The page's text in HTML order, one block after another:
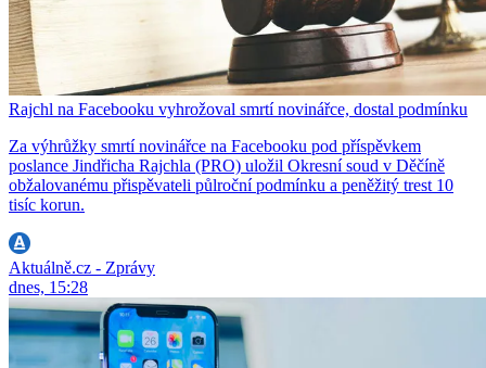
Rajchl na Facebooku vyhrožoval smrtí novinářce, dostal podmínku
Za výhrůžky smrtí novinářce na Facebooku pod příspěvkem
poslance Jindřicha Rajchla (PRO) uložil Okresní soud v Děčíně
obžalovanému přispěvateli půlroční podmínku a peněžitý trest 10
tisíc korun.
Aktuálně.cz - Zprávy
dnes, 15:28